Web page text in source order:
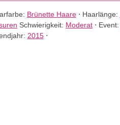
Brünette Haare⋅ Haarlänge:
Schwierigkeit: Moderat ⋅ Event:
2015⋅